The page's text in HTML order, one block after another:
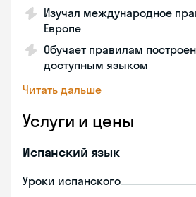
Изучал международное
Европе
Обучает правилам
доступным языком
Читать дальше
Услуги и цены
Испанский язык
Уроки испанского